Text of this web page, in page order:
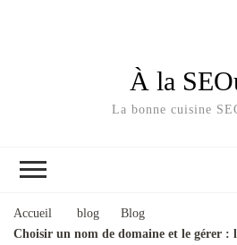
À la
La bonne cuisine
Accueil blog
Blog
Choisir un nom de domaine et le gérer :